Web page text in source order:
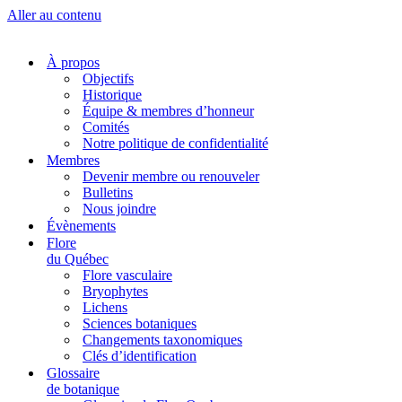
Aller au contenu
À propos
Objectifs
Historique
Équipe & membres d’honneur
Comités
Notre politique de confidentialité
Membres
Devenir membre ou renouveler
Bulletins
Nous joindre
Évènements
Flore
du Québec
Flore vasculaire
Bryophytes
Lichens
Sciences botaniques
Changements taxonomiques
Clés d’identification
Glossaire
de botanique